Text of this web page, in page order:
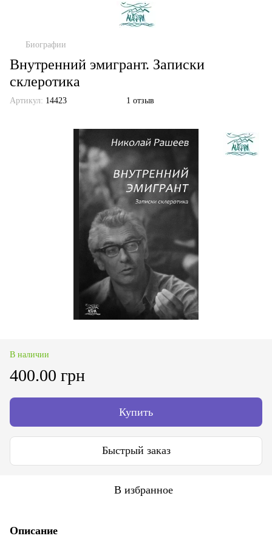
Биографии
Внутренний эмигрант. Записки
склеротика
Артикул: 14423 1 отзыв
В наличии
400.00 грн
Купить
Быстрый заказ
В избранное
Описание